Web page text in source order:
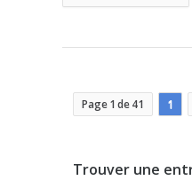
Page 1 de 41 1
Trouver une